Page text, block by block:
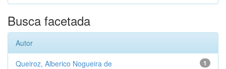
Busca facetada
Autor
1
Queiroz, Alberico Nogueira de